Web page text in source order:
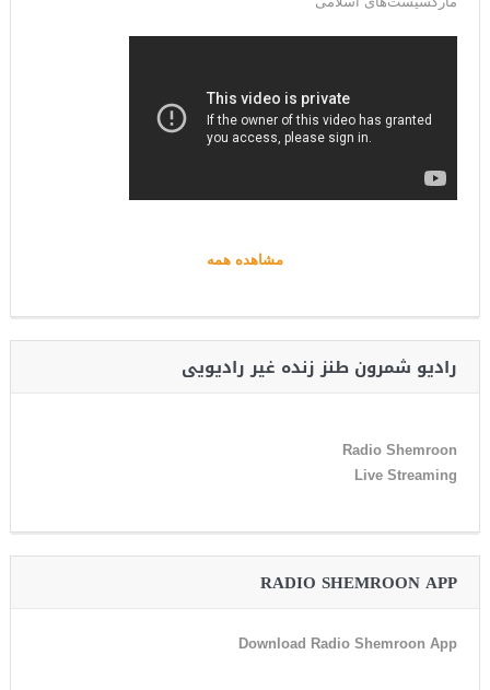
مشاهده همه
رادیو شمرون طنز زنده غیر رادیویی
Radio Shemroon
Live Streaming
RADIO SHEMROON APP
Download Radio Shemroon App